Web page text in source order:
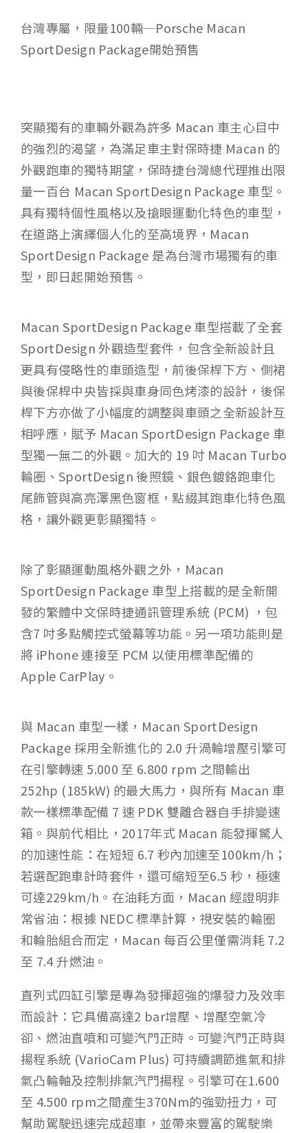
台灣專屬，限量100輛─Porsche Macan
SportDesign Package開始預售
突顯獨有的車輛外觀為許多 Macan 車主心目中
的強烈的渴望，為滿足車主對保時捷 Macan 的
外觀跑車的獨特期望，保時捷台灣總代理推出限
量一百台 Macan SportDesign Package 車型。
具有獨特個性風格以及搶眼運動化特色的車型，
在道路上演繹個人化的至高境界，Macan
SportDesign Package 是為台灣市場獨有的車
型，即日起開始預售。
Macan SportDesign Package 車型搭載了全套
SportDesign 外觀造型套件，包含全新設計且
更具有侵略性的車頭造型，前後保桿下方、側裙
與後保桿中央皆採與車身同色烤漆的設計，後保
桿下方亦做了小幅度的調整與車頭之全新設計互
相呼應，賦予 Macan SportDesign Package 車
型獨一無二的外觀。加大的 19 吋 Macan Turbo
輪圈、SportDesign 後照鏡、銀色鍍鉻跑車化
尾飾管與高亮澤黑色窗框，點綴其跑車化特色風
格，讓外觀更彰顯獨特。
除了彰顯運動風格外觀之外，Macan
SportDesign Package 車型上搭載的是全新開
發的繁體中文保時捷通訊管理系統 (PCM) ，包
含7 吋多點觸控式螢幕等功能。另一項功能則是
將 iPhone 連接至 PCM 以使用標準配備的
Apple CarPlay。
與 Macan 車型一樣，Macan SportDesign
Package 採用全新進化的 2.0 升渦輪增壓引擎可
在引擎轉速 5.000 至 6.800 rpm 之間輸出
252hp (185kW) 的最大馬力，與所有 Macan 車
款一樣標準配備 7 速 PDK 雙離合器自手排變速
箱。與前代相比，2017年式 Macan 能發揮驚人
的加速性能：在短短 6.7 秒內加速至100km/h；
若選配跑車計時套件，還可縮短至6.5 秒，極速
可達229km/h。在油耗方面，Macan 經證明非
常省油：根據 NEDC 標準計算，視安裝的輪圈
和輪胎組合而定，Macan 每百公里僅需消耗 7.2
至 7.4 升燃油。
直列式四缸引擎是專為發揮超強的爆發力及效率
而設計：它具備高達2 bar增壓、增壓空氣冷
卻、燃油直噴和可變汽門正時。可變汽門正時與
揚程系統 (VarioCam Plus) 可持續調節進氣和排
氣凸輪軸及控制排氣汽門揚程。引擎可在1.600
至 4.500 rpm之間產生370Nm的強勁扭力，可
幫助駕駛迅速完成超車，並帶來豐富的駕駛樂